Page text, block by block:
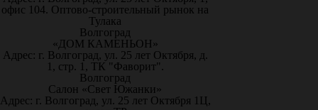
офис 104. Оптово-строительный рынок на
Тулака
Волгоград
«ДОМ КАМЕНЬОН»
Адрес: г. Волгоград, ул. 25 лет Октября, д.
1, стр. 1, ТК "Фаворит".
Волгоград
Салон «Свет Южанки»
Адрес: г. Волгоград, ул. 25 лет Октября 1Ц,